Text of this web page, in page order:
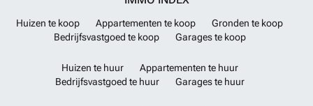
Huizen te koop Appartementen te koop
Gronden te koop
Bedrijfsvastgoed te koop
Garages te koop
Huizen te huur
Appartementen te huur
Bedrijfsvastgoed te huur
Garages te huur